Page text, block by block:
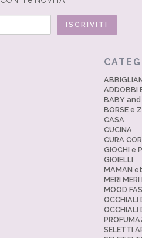
ADDOBBI
BABY and
BORSE e
CASA
CUCINA
CURA
GIOCHI e
GIOIELLI
MAMAN
MERI
MOOD
OCCHIALI
OCCHIALI
SELETTI